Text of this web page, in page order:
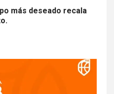
más deseado recala